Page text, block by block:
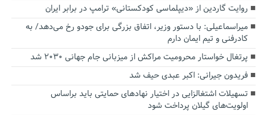
روایت گاردین از «دیپلماسی کودکستانی» ترامپ در برابر ایران
میراسماعیلی: با دستور وزیر، اتفاق بزرگی برای جودو رخ می‌دهد/ به
کادرفنی و تیم ایمان دارم
پرتغال خواستار محرومیت مراکش از میزبانی جام جهانی ۲۰۳۰ شد
فریدون جیرانی: اکبر عبدی حیف شد
تسهیلات اشتغالزایی در اختیار نهادهای حمایتی باید براساس
اولویت‌های گیلان پرداخت شود